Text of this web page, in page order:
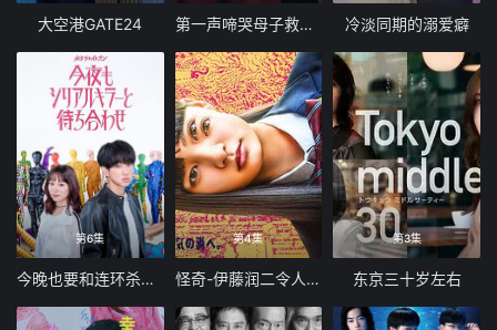
大空港GATE24 第一声啼哭母子救命急救班 冷淡同期的溺爱癖
第6集
今晚也要和连环杀手约会
第4集
怪奇-伊藤润二令人彻夜难眠的奇异故事
第3集
东京三十岁左右